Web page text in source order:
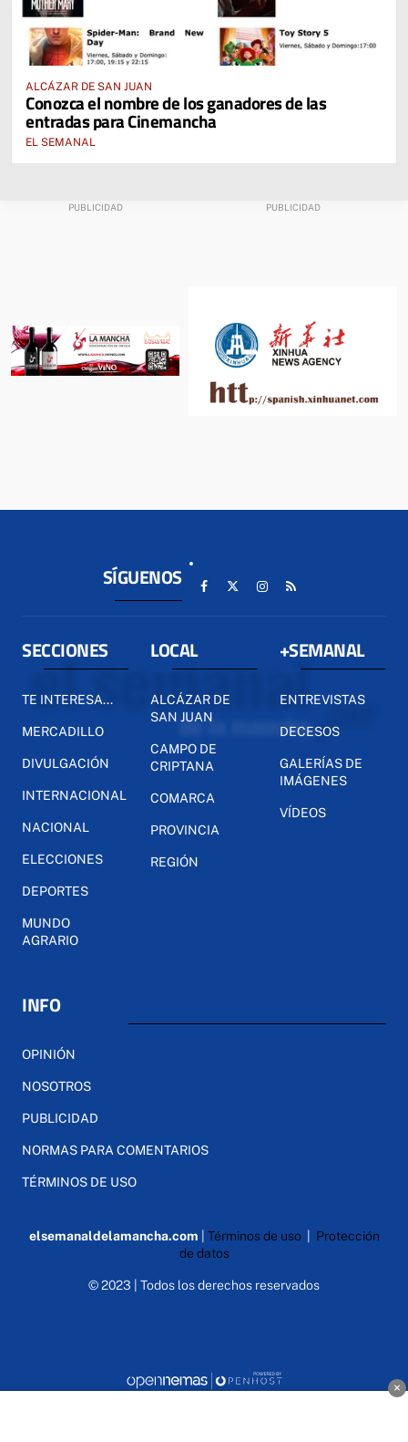
ALCÁZAR DE SAN JUAN
Conozca el nombre de los ganadores de las
entradas para Cinemancha
EL SEMANAL
SÍGUENOS
SECCIONES
TE INTERESA...
MERCADILLO
DIVULGACIÓN
INTERNACIONAL
NACIONAL
ELECCIONES
DEPORTES
MUNDO
AGRARIO
LOCAL
ALCÁZAR DE
SAN JUAN
CAMPO DE
CRIPTANA
COMARCA
PROVINCIA
REGIÓN
+SEMANAL
ENTREVISTAS
DECESOS
GALERÍAS DE
IMÁGENES
VÍDEOS
INFO
OPINIÓN
NOSOTROS
PUBLICIDAD
NORMAS PARA COMENTARIOS
TÉRMINOS DE USO
elsemanaldelamancha.com Términos de uso| Protección
de datos
© 2023 | Todos los derechos reservados
×